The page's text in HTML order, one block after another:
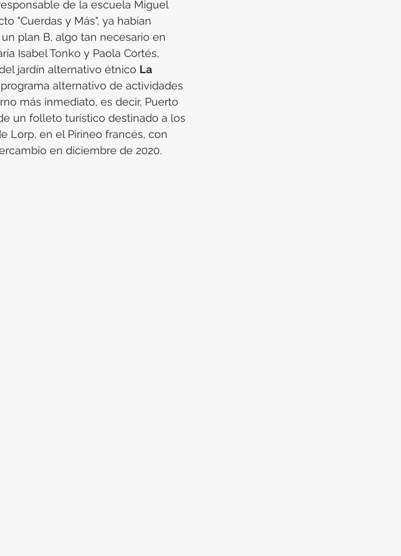
de la escuela Miguel
"Cuerdas y Más", ya habían
plan B, algo tan necesario en
Isabel Tonko y Paola Cortés,
jardín alternativo étnico La
alternativo de actividades
más inmediato, es decir, Puerto
un folleto turístico destinado a los
Lorp, en el Pirineo francés, con
en diciembre de 2020.